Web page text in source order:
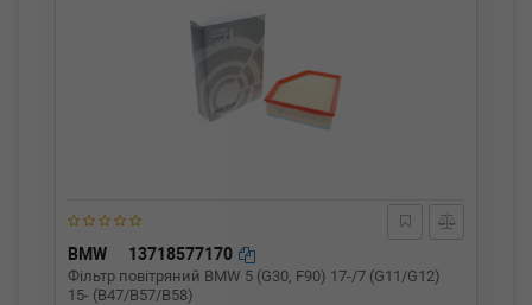
BMW 13718577170
Фільтр повітряний BMW 5 (G30, F90) 17-/7 (G11/G12)
15- (B47/B57/B58)